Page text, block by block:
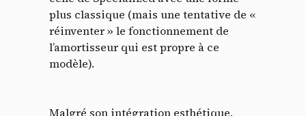
plus classique (mais une tentative de «
réinventer » le fonctionnement de
l’amortisseur qui est propre à ce
modèle).
Malgré son intégration esthétique,
Politique de confidentialité
Tout accepter Tout refuser